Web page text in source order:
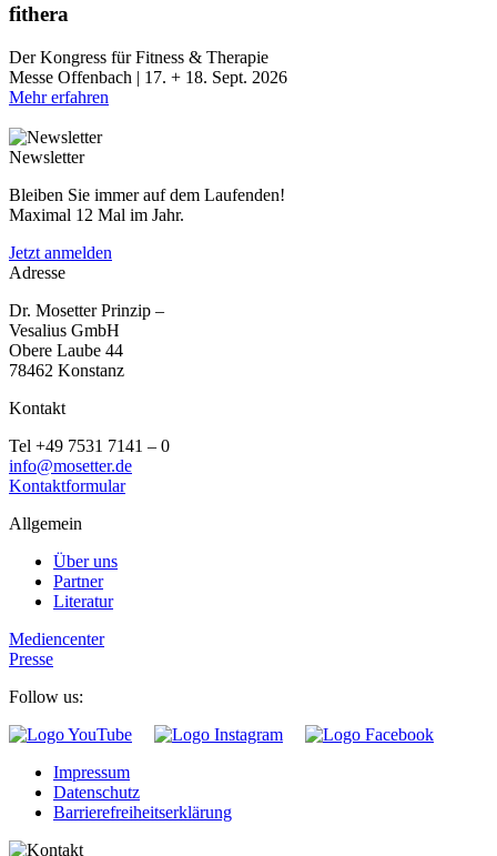
fithera
Der Kongress für Fitness & Therapie
Messe Offenbach | 17. + 18. Sept. 2026
Mehr erfahren
Newsletter
Bleiben Sie immer auf dem Laufenden!
Maximal 12 Mal im Jahr.
Jetzt anmelden
Adresse
Dr. Mosetter Prinzip –
Vesalius GmbH
Obere Laube 44
78462 Konstanz
Kontakt
Tel +49 7531 7141 – 0
info@mosetter.de
Kontaktformular
Allgemein
Über uns
Partner
Literatur
Mediencenter
Presse
Follow us:
Impressum
Datenschutz
Barrierefreiheitserklärung